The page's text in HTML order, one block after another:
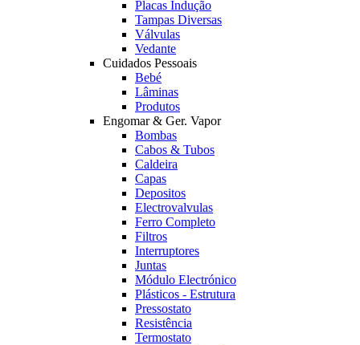
Placas Indução
Tampas Diversas
Válvulas
Vedante
Cuidados Pessoais
Bebé
Lâminas
Produtos
Engomar & Ger. Vapor
Bombas
Cabos & Tubos
Caldeira
Capas
Depositos
Electrovalvulas
Ferro Completo
Filtros
Interruptores
Juntas
Módulo Electrónico
Plásticos - Estrutura
Pressostato
Resistência
Termostato